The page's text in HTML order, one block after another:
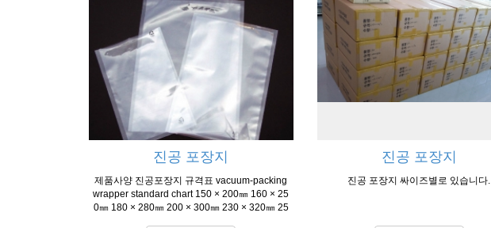
진공 포장지
제품사양 진공포장지 규격표 vacuum-packing
wrapper standard chart 150 × 200㎜ 160 × 25
0㎜ 180 × 280㎜ 200 × 300㎜ 230 × 320㎜ 25
진공 포장지
진공 포장지 싸이즈별로 있습니다.